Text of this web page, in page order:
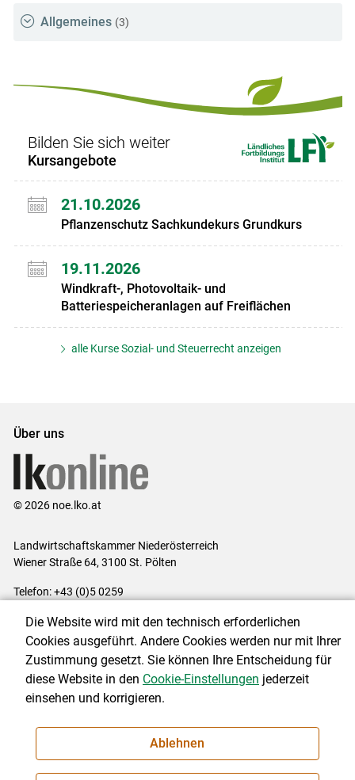
Allgemeines (3)
Bilden Sie sich weiter
Kursangebote
21.10.2026
Pflanzenschutz Sachkundekurs Grundkurs
19.11.2026
Windkraft-, Photovoltaik- und
Batteriespeicheranlagen auf Freiflächen
alle Kurse Sozial- und Steuerrecht anzeigen
Über uns
© 2026 noe.lko.at
Landwirtschaftskammer Niederösterreich
Wiener Straße 64, 3100 St. Pölten
Telefon: +43 (0)5 0259
Impressum|Kontakt|Datenschutzerklärung|Barrierefreiheit|
Cookie-Einstellungen
NEWSLETTER
Die Website wird mit den technisch erforderlichen
Cookies ausgeführt. Andere Cookies werden nur mit Ihrer
Zustimmung gesetzt. Sie können Ihre Entscheidung für
diese Website in den Cookie-Einstellungen jederzeit
einsehen und korrigieren.
Ablehnen